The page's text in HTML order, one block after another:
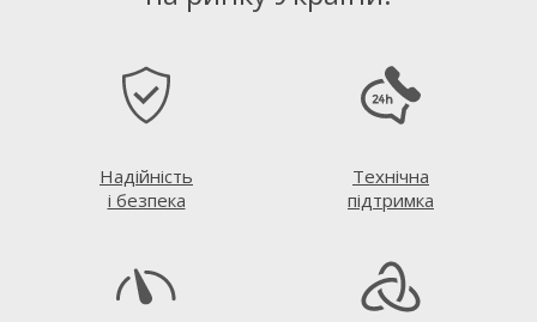
Надійність
і безпека
Технічна
підтримка